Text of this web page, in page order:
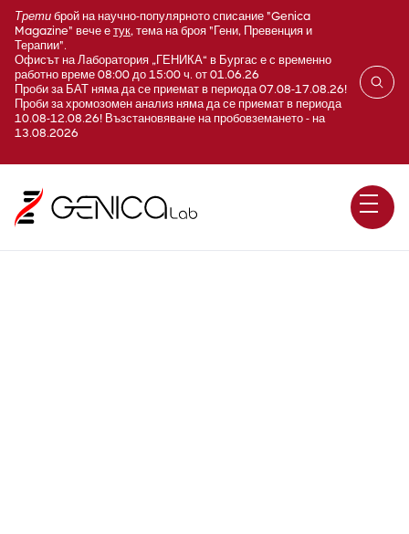
Трети брой на научно-популярното списание "Genica
Magazine" вече е тук, тема на броя "Гени, Превенция и
Терапии".
Офисът на Лаборатория „ГЕНИКА“ в Бургас е с временно
работно време 08:00 до 15:00 ч. от 01.06.26
Проби за БАТ няма да се приемат в периода 07.08-17.08.26!
Проби за хромозомен анализ няма да се приемат в периода
10.08-12.08.26! Възстановяване на пробовземането - на
13.08.2026